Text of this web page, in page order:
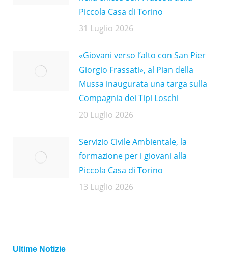
Piccola Casa di Torino
31 Luglio 2026
«Giovani verso l’alto con San Pier
Giorgio Frassati», al Pian della
Mussa inaugurata una targa sulla
Compagnia dei Tipi Loschi
20 Luglio 2026
Servizio Civile Ambientale, la
formazione per i giovani alla
Piccola Casa di Torino
13 Luglio 2026
Ultime Notizie